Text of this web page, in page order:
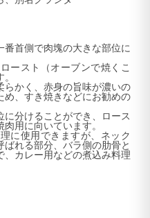
番首側で肉塊の大きな部位に
ースト（オーブンで焼くこ
らかく、赤身の旨味が濃いの
め、すき焼きなどにお勧めの
に分けることができ、ロース
用に向いています。
に使用できますが、ネック
れる部分、バラ側の肋骨と
カレー用などの煮込み料理